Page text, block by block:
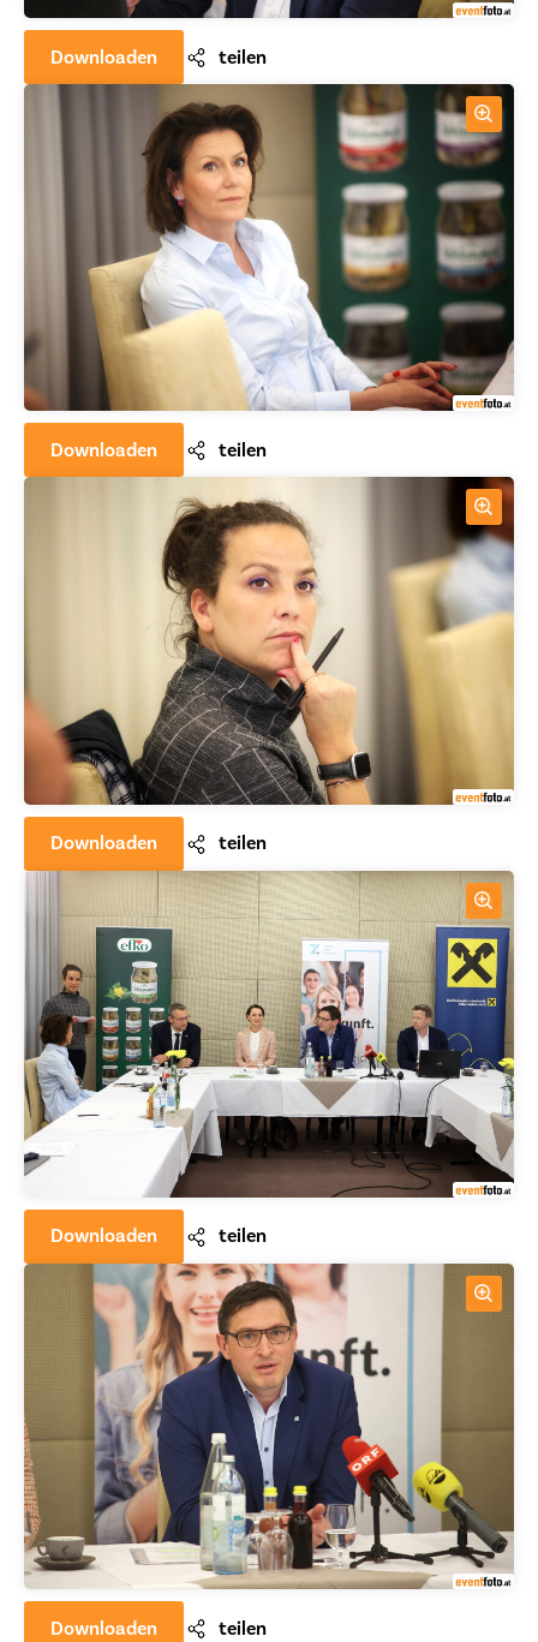
Downloaden teilen
Downloaden teilen
Downloaden teilen
Downloaden teilen
Downloaden teilen